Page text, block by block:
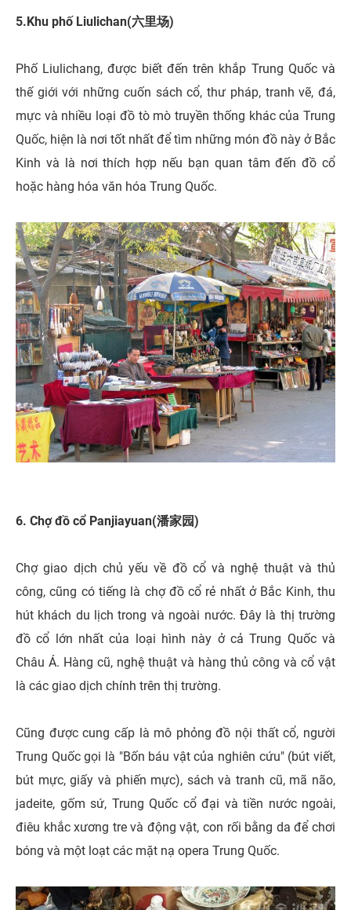
5.Khu phố Liulichan(六里场)
Phố Liulichang, được biết đến trên khắp Trung Quốc và
thế giới với những cuốn sách cổ, thư pháp, tranh vẽ, đá,
mực và nhiều loại đồ tò mò truyền thống khác của Trung
Quốc, hiện là nơi tốt nhất để tìm những món đồ này ở Bắc
Kinh và là nơi thích hợp nếu bạn quan tâm đến đồ cổ
hoặc hàng hóa văn hóa Trung Quốc.
6. Chợ đồ cổ Panjiayuan(潘家园)
Chợ giao dịch chủ yếu về đồ cổ và nghệ thuật và thủ
công, cũng có tiếng là chợ đồ cổ rẻ nhất ở Bắc Kinh, thu
hút khách du lịch trong và ngoài nước. Đây là thị trường
đồ cổ lớn nhất của loại hình này ở cả Trung Quốc và
Châu Á. Hàng cũ, nghệ thuật và hàng thủ công và cổ vật
là các giao dịch chính trên thị trường.
Cũng được cung cấp là mô phỏng đồ nội thất cổ, người
Trung Quốc gọi là "Bốn báu vật của nghiên cứu" (bút viết,
bút mực, giấy và phiến mực), sách và tranh cũ, mã não,
jadeite, gốm sứ, Trung Quốc cổ đại và tiền nước ngoài,
điêu khắc xương tre và động vật, con rối bằng da để chơi
bóng và một loạt các mặt nạ opera Trung Quốc.